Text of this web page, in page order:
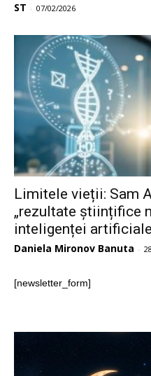
ST - 07/02/2026
Limitele vieții: Sam
„rezultate științifice
inteligenței
Daniela Mironov Banuta -
[newsletter_form]